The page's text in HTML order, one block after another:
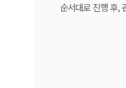
순서대로 진행 후,